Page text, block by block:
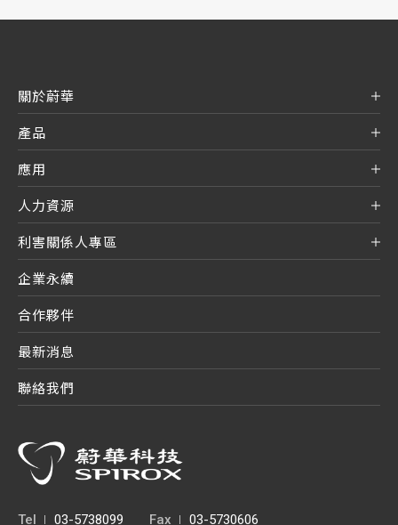
關於蔚華
產品
應用
人力資源
利害關係人專區
企業永續
合作夥伴
最新消息
聯絡我們
Tel 03-5738099 Fax 03-5730606